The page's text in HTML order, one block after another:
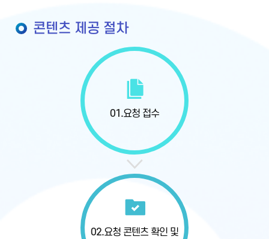
콘텐츠 제공 절차
01.요청 접수
02.요청 콘텐츠 확인 및